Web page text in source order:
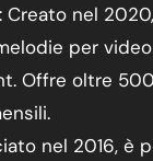
Creato nel
per
Offre oltre
nel 2016, è